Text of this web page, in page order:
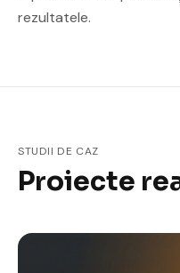
rezultatele.
STUDII DE CAZ
Proiecte